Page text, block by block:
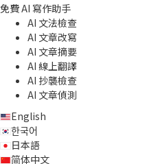
免費 AI 寫作助手
AI 文法檢查
AI 文章改寫
AI 文章摘要
AI 線上翻譯
AI 抄襲檢查
AI 文章偵測
English
한국어
日本語
简体中文